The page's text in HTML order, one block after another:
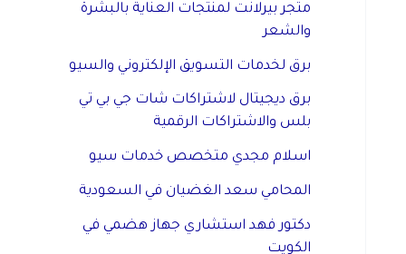
متجر بيرلانت لمنتجات العناية بالبشرة
والشعر
برق لخدمات التسويق الإلكتروني والسيو
برق ديجيتال لاشتراكات شات جي بي تي
بلس والاشتراكات الرقمية
اسلام مجدي متخصص خدمات سيو
المحامي سعد الغضيان في السعودية
دكتور فهد استشاري جهاز هضمي في
الكويت